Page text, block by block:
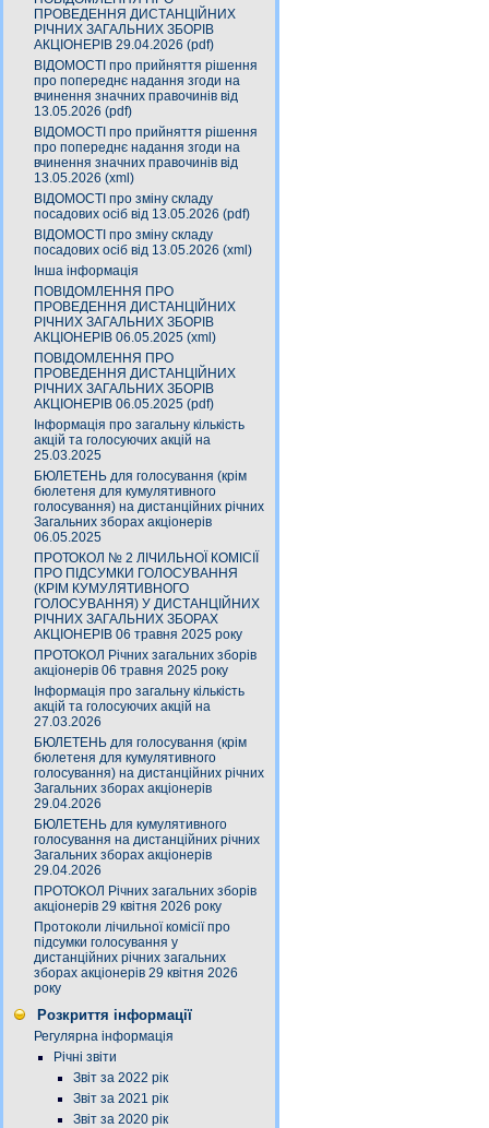
ПРОВЕДЕННЯ ДИСТАНЦІЙНИХ
РІЧНИХ ЗАГАЛЬНИХ ЗБОРІВ
АКЦІОНЕРІВ 29.04.2026 (pdf)
ВІДОМОСТІ про прийняття рішення
про попереднє надання згоди на
вчинення значних правочинів від
13.05.2026 (pdf)
ВІДОМОСТІ про прийняття рішення
про попереднє надання згоди на
вчинення значних правочинів від
13.05.2026 (xml)
ВІДОМОСТІ про зміну складу
посадових осіб від 13.05.2026 (pdf)
ВІДОМОСТІ про зміну складу
посадових осіб від 13.05.2026 (xml)
Інша інформація
ПОВІДОМЛЕННЯ ПРО
ПРОВЕДЕННЯ ДИСТАНЦІЙНИХ
РІЧНИХ ЗАГАЛЬНИХ ЗБОРІВ
АКЦІОНЕРІВ 06.05.2025 (xml)
ПОВІДОМЛЕННЯ ПРО
ПРОВЕДЕННЯ ДИСТАНЦІЙНИХ
РІЧНИХ ЗАГАЛЬНИХ ЗБОРІВ
АКЦІОНЕРІВ 06.05.2025 (pdf)
Інформація про загальну кількість
акцій та голосуючих акцій на
25.03.2025
БЮЛЕТЕНЬ для голосування (крім
бюлетеня для кумулятивного
голосування) на дистанційних річних
Загальних зборах акціонерів
06.05.2025
ПРОТОКОЛ № 2 ЛІЧИЛЬНОЇ КОМІСІЇ
ПРО ПІДСУМКИ ГОЛОСУВАННЯ
(КРІМ КУМУЛЯТИВНОГО
ГОЛОСУВАННЯ) У ДИСТАНЦІЙНИХ
РІЧНИХ ЗАГАЛЬНИХ ЗБОРАХ
АКЦІОНЕРІВ 06 травня 2025 року
ПРОТОКОЛ Річних загальних зборів
акціонерів 06 травня 2025 року
Інформація про загальну кількість
акцій та голосуючих акцій на
27.03.2026
БЮЛЕТЕНЬ для голосування (крім
бюлетеня для кумулятивного
голосування) на дистанційних річних
Загальних зборах акціонерів
29.04.2026
БЮЛЕТЕНЬ для кумулятивного
голосування на дистанційних річних
Загальних зборах акціонерів
29.04.2026
ПРОТОКОЛ Річних загальних зборів
акціонерів 29 квітня 2026 року
Протоколи лічильної комісії про
підсумки голосування у
дистанційних річних загальних
зборах акціонерів 29 квітня 2026
року
Розкриття інформації
Регулярна інформація
Річні звіти
Звіт за 2022 рік
Звіт за 2021 рік
Звіт за 2020 рік